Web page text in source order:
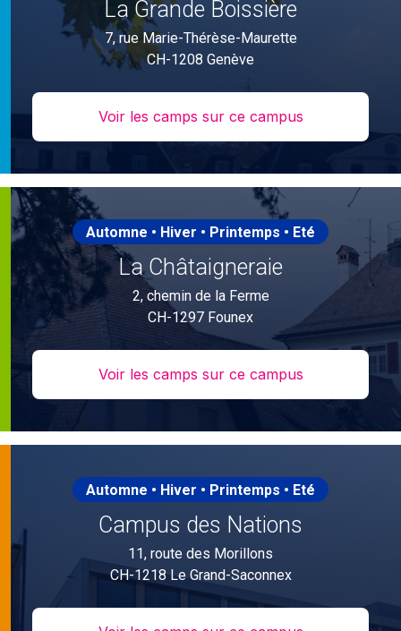
La Grande Boissière
7, rue Marie-Thérèse-Maurette
CH-1208 Genève
Voir les camps sur ce campus
Automne • Hiver • Printemps • Eté
La Châtaigneraie
2, chemin de la Ferme
CH-1297 Founex
Voir les camps sur ce campus
Automne • Hiver • Printemps • Eté
Campus des Nations
11, route des Morillons
CH-1218 Le Grand-Saconnex